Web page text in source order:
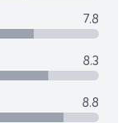
7.8
8.3
8.8